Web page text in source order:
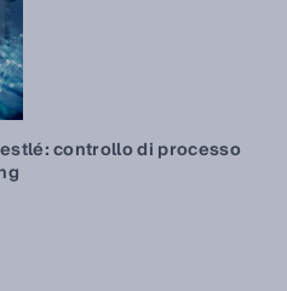
controllo di processo